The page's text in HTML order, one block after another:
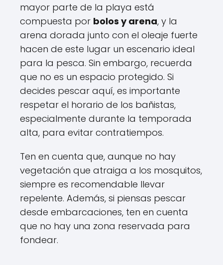
mayor parte de la playa está
compuesta por bolos y arena, y la
arena dorada junto con el oleaje fuerte
hacen de este lugar un escenario ideal
para la pesca. Sin embargo, recuerda
que no es un espacio protegido. Si
decides pescar aquí, es importante
respetar el horario de los bañistas,
especialmente durante la temporada
alta, para evitar contratiempos.
Ten en cuenta que, aunque no hay
vegetación que atraiga a los mosquitos,
siempre es recomendable llevar
repelente. Además, si piensas pescar
desde embarcaciones, ten en cuenta
que no hay una zona reservada para
fondear.